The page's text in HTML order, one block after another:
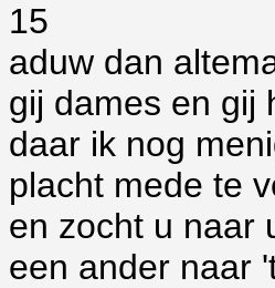
15
aduw dan
gij dames en gij
daar ik nog
placht mede te
en zocht u naar
een ander naar